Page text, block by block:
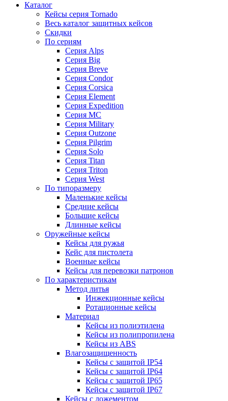
Каталог
Кейсы серия Tornado
Весь каталог защитных кейсов
Скидки
По сериям
Серия Alps
Серия Big
Серия Breve
Серия Condor
Серия Corsica
Серия Element
Серия Expedition
Серия MC
Серия Military
Серия Outzone
Серия Pilgrim
Серия Solo
Серия Titan
Серия Triton
Серия West
По типоразмеру
Маленькие кейсы
Средние кейсы
Большие кейсы
Длинные кейсы
Оружейные кейсы
Кейсы для ружья
Кейс для пистолета
Военные кейсы
Кейсы для перевозки патронов
По характеристикам
Метод литья
Инжекционные кейсы
Ротационные кейсы
Материал
Кейсы из полиэтилена
Кейсы из полипропилена
Кейсы из ABS
Влагозащищенность
Кейсы c защитой IP54
Кейсы c защитой IP64
Кейсы c защитой IP65
Кейсы c защитой IP67
Кейсы с ложементом